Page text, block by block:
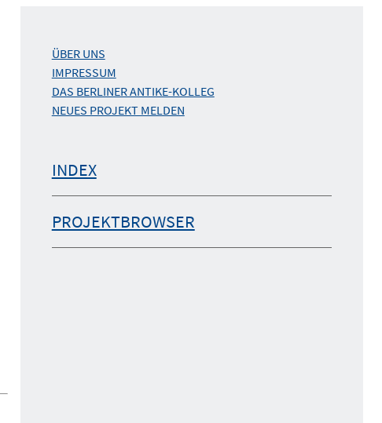
ÜBER UNS
IMPRESSUM
DAS BERLINER ANTIKE-KOLLEG
NEUES PROJEKT MELDEN
INDEX
PROJEKTBROWSER